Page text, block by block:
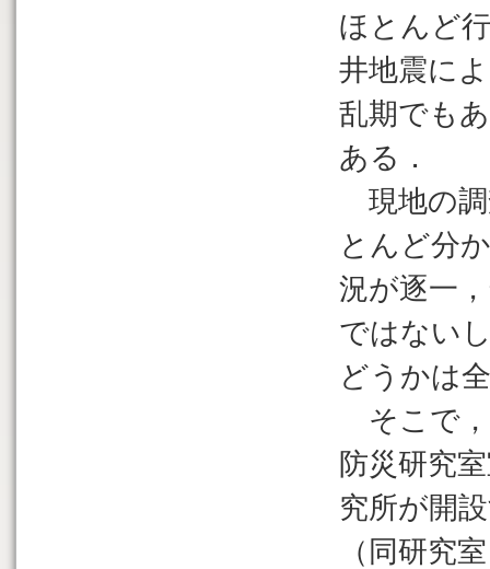
ほとんど
井地震に
乱期でも
ある．
現地の調
とんど分
況が逐一
ではない
どうかは
そこで，
防災研究
究所が開
（同研究